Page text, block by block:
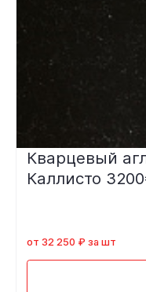
Кварцевый
Каллисто
от 32 250 ₽ за шт